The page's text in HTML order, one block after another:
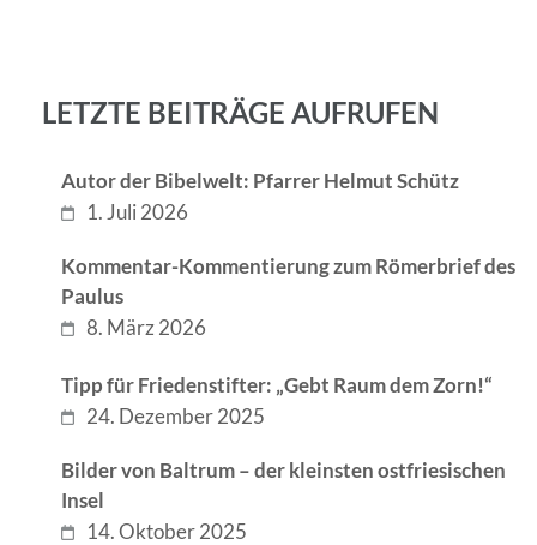
LETZTE BEITRÄGE AUFRUFEN
Autor der Bibelwelt: Pfarrer Helmut Schütz
1. Juli 2026
Kommentar-Kommentierung zum Römerbrief des
Paulus
8. März 2026
Tipp für Friedenstifter: „Gebt Raum dem Zorn!“
24. Dezember 2025
Bilder von Baltrum – der kleinsten ostfriesischen
Insel
14. Oktober 2025